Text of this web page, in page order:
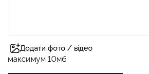
Додати фото / відео
максимум 10мб